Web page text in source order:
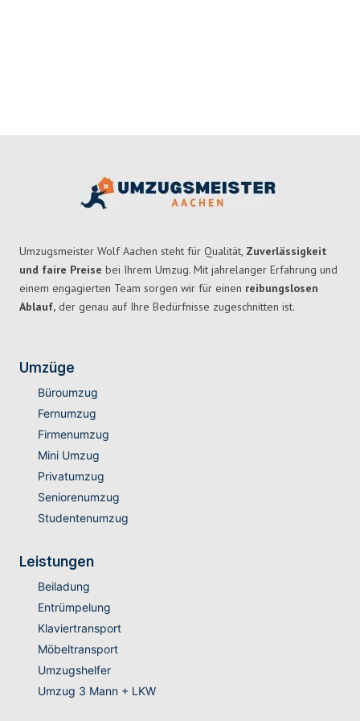
Umzugsmeister Wolf Aachen steht für Qualität, Zuverlässigkeit
und faire Preise bei Ihrem Umzug. Mit jahrelanger Erfahrung und
einem engagierten Team sorgen wir für einen reibungslosen
Ablauf, der genau auf Ihre Bedürfnisse zugeschnitten ist.
Umzüge
Büroumzug
Fernumzug
Firmenumzug
Mini Umzug
Privatumzug
Seniorenumzug
Studentenumzug
Leistungen
Beiladung
Entrümpelung
Klaviertransport
Möbeltransport
Umzugshelfer
Umzug 3 Mann + LKW